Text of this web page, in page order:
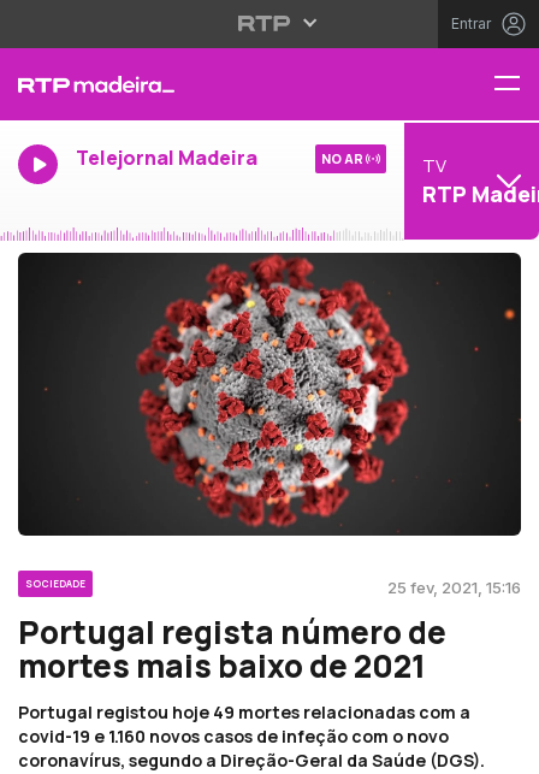
Entrar
Telejornal Madeira NO AR TV
RTP
SOCIEDADE 25 fev, 2021, 15:16
Portugal regista número de
mortes mais baixo de 2021
Portugal registou hoje 49 mortes relacionadas com a
covid-19 e 1.160 novos casos de infeção com o novo
coronavírus, segundo a Direção-Geral da Saúde (DGS).